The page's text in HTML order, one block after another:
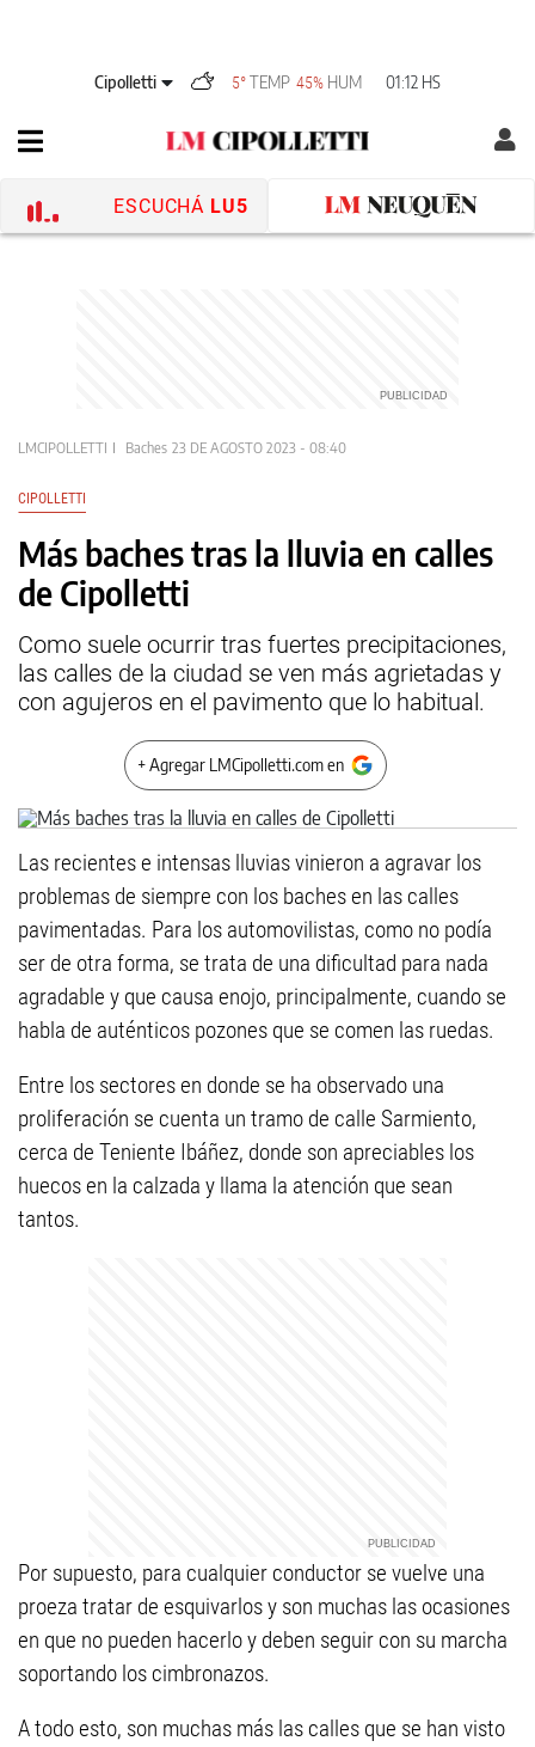
Cipolletti 5°TEMP 45% HUM 01:12 HS
ESCUCHÁ LU5
LMCIPOLLETTI Baches 23 DE AGOSTO 2023 - 08:40
CIPOLLETTI
Más baches tras la lluvia en calles
de Cipolletti
Como suele ocurrir tras fuertes precipitaciones,
las calles de la ciudad se ven más agrietadas y
con agujeros en el pavimento que lo habitual.
+ Agregar LMCipolletti.com en
Las recientes e intensas lluvias vinieron a agravar los
problemas de siempre con los baches en las calles
pavimentadas. Para los automovilistas, como no podía
ser de otra forma, se trata de una dificultad para nada
agradable y que causa enojo, principalmente, cuando se
habla de auténticos pozones que se comen las ruedas.
Entre los sectores en donde se ha observado una
proliferación se cuenta un tramo de calle Sarmiento,
cerca de Teniente Ibáñez, donde son apreciables los
huecos en la calzada y llama la atención que sean
tantos.
Por supuesto, para cualquier conductor se vuelve una
proeza tratar de esquivarlos y son muchas las ocasiones
en que no pueden hacerlo y deben seguir con su marcha
soportando los cimbronazos.
A todo esto, son muchas más las calles que se han visto